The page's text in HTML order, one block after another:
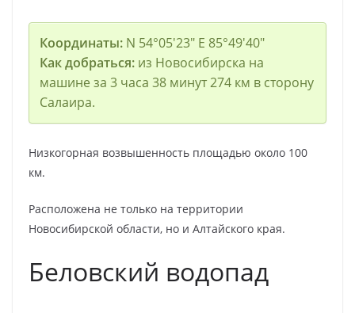
Координаты:N 54°05′23″ E 85°49′40″
Как добраться:из Новосибирска на
машине за 3 часа 38 минут 274 км в сторону
Салаира.
Низкогорная возвышенность площадью около 100
км.
Расположена не только на территории
Новосибирской области, но и Алтайского края.
Беловский водопад